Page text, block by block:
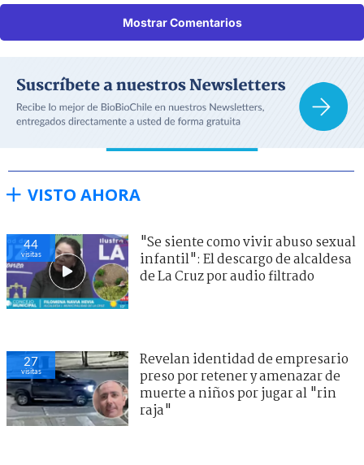
Mostrar Comentarios
VISTO AHORA
44
visitas
"Se siente como vivir abuso sexual
infantil": El descargo de alcaldesa
de La Cruz por audio filtrado
27
visitas
Revelan identidad de empresario
preso por retener y amenazar de
muerte a niños por jugar al "rin
raja"